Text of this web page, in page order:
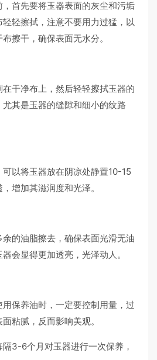
首先要将玉器表面的灰尘和污垢
轻擦拭，注意不要用力过猛，以
擦干，确保表面无水分。
干净布上，然后轻轻擦拭玉器的
其是玉器的缝隙和细小的纹路
以将玉器放在阴凉处静置10-15
增加其滋润度和光泽。
的油脂擦去，确保表面光滑无油
会显得更加透亮，光泽动人。
保养油时，一定要控制用量，过
粘腻，反而影响美观。
3-6个月对玉器进行一次保养，